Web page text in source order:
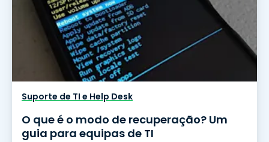
Suporte de TI e Help Desk
O que é o modo de recuperação? Um
guia para equipas de TI